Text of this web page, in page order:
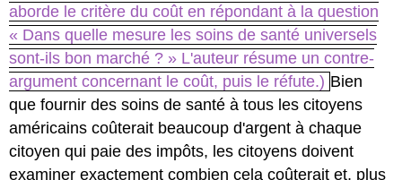
aborde le critère du coût en répondant à la question
« Dans quelle mesure les soins de santé universels
sont-ils bon marché ? » L'auteur résume un contre-
argument concernant le coût, puis le réfute.) Bien
que fournir des soins de santé à tous les citoyens
américains coûterait beaucoup d'argent à chaque
citoyen qui paie des impôts, les citoyens doivent
examiner exactement combien cela coûterait et, plus